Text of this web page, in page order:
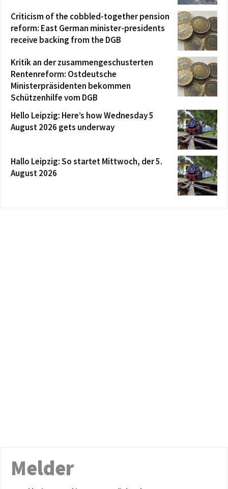
Criticism of the cobbled-together pension
reform: East German minister-presidents
receive backing from the DGB
Kritik an der zusammengeschusterten
Rentenreform: Ostdeutsche
Ministerpräsidenten bekommen
Schützenhilfe vom DGB
Hello Leipzig: Here’s how Wednesday 5
August 2026 gets underway
Hallo Leipzig: So startet Mittwoch, der 5.
August 2026
Melder